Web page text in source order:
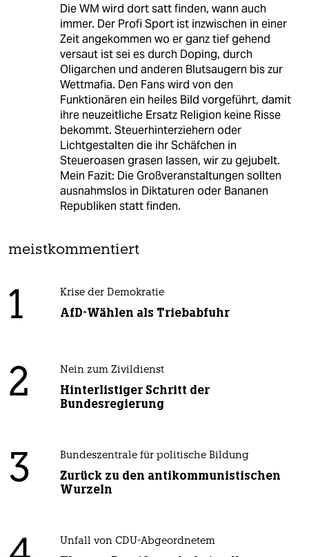
Die WM wird dort satt finden, wann auch
immer. Der Profi Sport ist inzwischen in einer
Zeit angekommen wo er ganz tief gehend
versaut ist sei es durch Doping, durch
Oligarchen und anderen Blutsaugern bis zur
Wettmafia. Den Fans wird von den
Funktionären ein heiles Bild vorgeführt, damit
ihre neuzeitliche Ersatz Religion keine Risse
bekommt. Steuerhinterziehern oder
Lichtgestalten die ihr Schäfchen in
Steueroasen grasen lassen, wir zu gejubelt.
Mein Fazit: Die Großveranstaltungen sollten
ausnahmslos in Diktaturen oder Bananen
Republiken statt finden.
meistkommentiert
1 Krise der Demokratie
AfD-Wählen als Triebabfuhr
2 Nein zum Zivildienst
Hinterlistiger Schritt der
Bundesregierung
3 Bundeszentrale für politische Bildung
Zurück zu den antikommunistischen
Wurzeln
Unfall von CDU-Abgeordnetem